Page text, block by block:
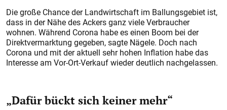
Die große Chance der Landwirtschaft im Ballungsgebiet ist,
dass in der Nähe des Ackers ganz viele Verbraucher
wohnen. Während Corona habe es einen Boom bei der
Direktvermarktung gegeben, sagte Nägele. Doch nach
Corona und mit der aktuell sehr hohen Inflation habe das
Interesse am Vor-Ort-Verkauf wieder deutlich nachgelassen.
„Dafür bückt sich keiner mehr“